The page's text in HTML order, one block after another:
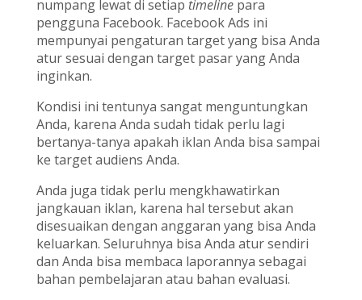
numpang lewat di setiap timelinepara
pengguna Facebook. Facebook Ads ini
mempunyai pengaturan target yang bisa Anda
atur sesuai dengan target pasar yang Anda
inginkan.
Kondisi ini tentunya sangat menguntungkan
Anda, karena Anda sudah tidak perlu lagi
bertanya-tanya apakah iklan Anda bisa sampai
ke target audiens Anda.
Anda juga tidak perlu mengkhawatirkan
jangkauan iklan, karena hal tersebut akan
disesuaikan dengan anggaran yang bisa Anda
keluarkan. Seluruhnya bisa Anda atur sendiri
dan Anda bisa membaca laporannya sebagai
bahan pembelajaran atau bahan evaluasi.